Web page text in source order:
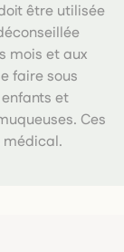
être utilisée
mois et aux
faire sous
et
Ces
médical.